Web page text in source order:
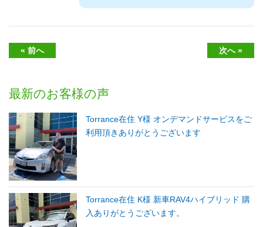
« 前へ 次へ »
最新のお客様の声
Torrance在住 Y様 オンデマンドサービスをご
利用頂きありがとうございます
Torrance在住 K様 新車RAV4ハイブリッド 購
入ありがとうございます。